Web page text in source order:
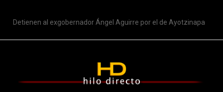
Detienen al exgobernador Ángel Aguirre por el de Ayotzinapa